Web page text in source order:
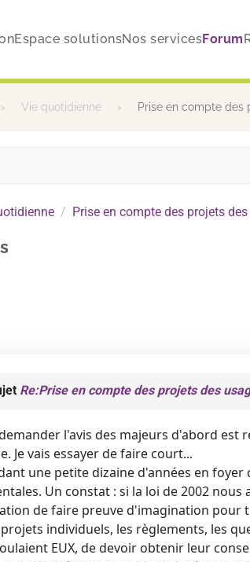
Espace solutionsNos servicesForum
Vie quotidienne Prise en compte des
Prise en compte des projets
Re:Prise en compte des projets des
l'avis des majeurs d'abord est
Je vais essayer de faire court...
une petite dizaine d'années en
Un constat : si la loi de 2002
de faire preuve d'imagination pour
individuels, les règlements, les
EUX, de devoir obtenir leur